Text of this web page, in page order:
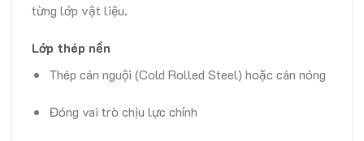
từng lớp vật liệu.
Lớp thép nền
Thép cán nguội (Cold Rolled Steel) hoặc cán nóng
Đóng vai trò chịu lực chính